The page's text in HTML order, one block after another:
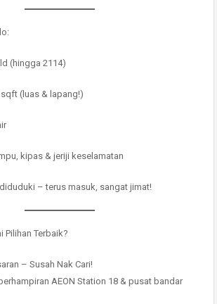
(hingga 2114)
sqft (luas & lapang!)
kipas & jeriji keselamatan
– terus masuk, sangat jimat!
Pilihan Terbaik?
– Susah Nak Cari!
AEON Station 18 & pusat bandar